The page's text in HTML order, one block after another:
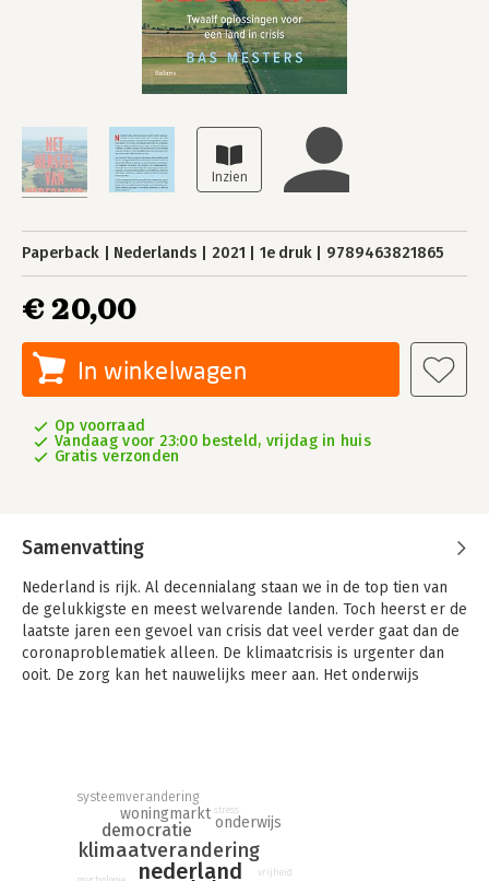
Paperback Nederlands 2021 1e druk 9789463821865
€ 20,00
In winkelwagen
Op voorraad
Vandaag voor 23:00 besteld, vrijdag in huis
Gratis verzonden
Samenvatting
Nederland is rijk. Al decennialang staan we in de top tien van
de gelukkigste en meest welvarende landen. Toch heerst er de
laatste jaren een gevoel van crisis dat veel verder gaat dan de
coronaproblematiek alleen. De klimaatcrisis is urgenter dan
ooit. De zorg kan het nauwelijks meer aan. Het onderwijs
Maar hoe het te genezen? Bas Mesters sprak langdurig met
twaalf vrouwen en mannen die uitblinken in hun vak: een boer,
een docent, een psychiater, een journalist, een rechter, een
nederland
klimaatverandering
democratie
woningmarktonderwijs
systeemverandering
vrijheid
stress